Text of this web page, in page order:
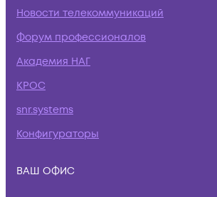
Новости телекоммуникаций
Форум профессионалов
Академия НАГ
КРОС
snr.systems
Конфигураторы
ВАШ ОФИС